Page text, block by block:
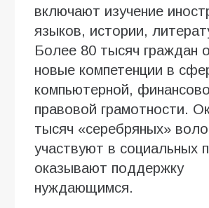
включают изучение
языков, истории,
Более 80 тысяч граждан
новые компетенции в
компьютерной,
правовой грамотности.
тысяч «серебряных»
участвуют в социальных
оказывают поддержку
нуждающимся.